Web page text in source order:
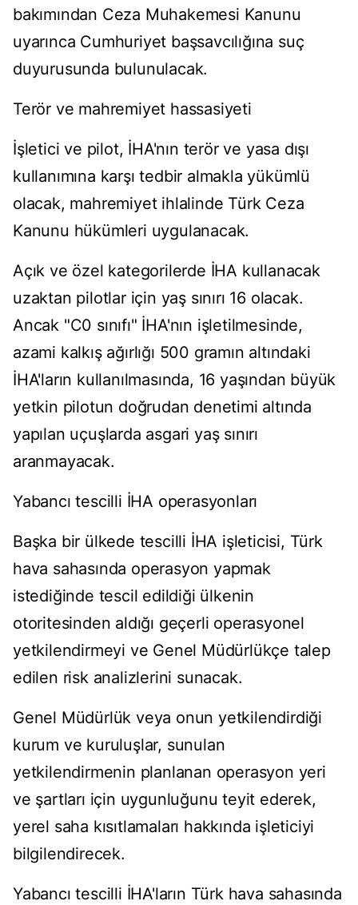
bakımından Ceza Muhakemesi Kanunu
uyarınca Cumhuriyet başsavcılığına suç
duyurusunda bulunulacak.
Terör ve mahremiyet hassasiyeti
İşletici ve pilot, İHA'nın terör ve yasa dışı
kullanımına karşı tedbir almakla yükümlü
olacak, mahremiyet ihlalinde Türk Ceza
Kanunu hükümleri uygulanacak.
Açık ve özel kategorilerde İHA kullanacak
uzaktan pilotlar için yaş sınırı 16 olacak.
Ancak "C0 sınıfı" İHA'nın işletilmesinde,
azami kalkış ağırlığı 500 gramın altındaki
İHA'ların kullanılmasında, 16 yaşından büyük
yetkin pilotun doğrudan denetimi altında
yapılan uçuşlarda asgari yaş sınırı
aranmayacak.
Yabancı tescilli İHA operasyonları
Başka bir ülkede tescilli İHA işleticisi, Türk
hava sahasında operasyon yapmak
istediğinde tescil edildiği ülkenin
otoritesinden aldığı geçerli operasyonel
yetkilendirmeyi ve Genel Müdürlükçe talep
edilen risk analizlerini sunacak.
Genel Müdürlük veya onun yetkilendirdiği
kurum ve kuruluşlar, sunulan
yetkilendirmenin planlanan operasyon yeri
ve şartları için uygunluğunu teyit ederek,
yerel saha kısıtlamaları hakkında işleticiyi
bilgilendirecek.
Yabancı tescilli İHA'ların Türk hava sahasında